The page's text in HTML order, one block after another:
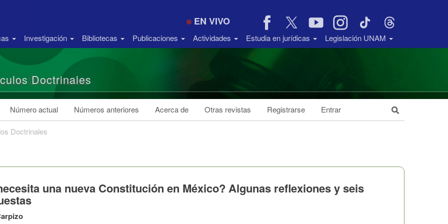
EN VIVO
Investigación Bibliotecas Publicaciones Actividades Estudia en jurídicas Legislación UNAM
Doctrinales
Número actual Números anteriores Acerca de Otras revistas Registrarse Entrar
Doctrinales
una nueva Constitución en México? Algunas reflexiones y seis